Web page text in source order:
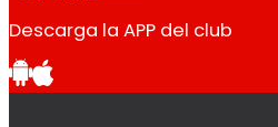
Descarga la APP del club